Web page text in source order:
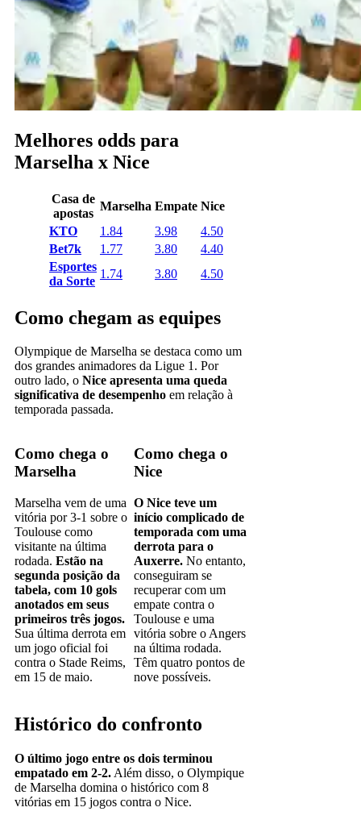
Melhores odds para
Marselha x Nice
Casa de
apostas
Marselha Empate Nice
KTO
1.84 3.98
4.50
Bet7k
1.77 3.80
4.40
Esportes
da Sorte
1.74 3.80 4.50
Como chegam as equipes
Olympique de Marselha se destaca como um
dos grandes animadores da Ligue 1. Por
outro lado, o Nice apresenta uma queda
significativa de desempenho em relação à
temporada passada.
Como chega o
Marselha
Marselha vem de uma
vitória por 3-1 sobre o
Toulouse como
visitante na última
rodada. Estão na
segunda posição da
tabela, com 10 gols
anotados em seus
primeiros três jogos.
Sua última derrota em
um jogo oficial foi
contra o Stade Reims,
em 15 de maio.
Como chega o
Nice
O Nice teve um
início complicado de
temporada com uma
derrota para o
Auxerre. No entanto,
conseguiram se
recuperar com um
empate contra o
Toulouse e uma
vitória sobre o Angers
na última rodada.
Têm quatro pontos de
nove possíveis.
Histórico do confronto
O último jogo entre os dois terminou
empatado em 2-2. Além disso, o Olympique
de Marselha domina o histórico com 8
vitórias em 15 jogos contra o Nice.